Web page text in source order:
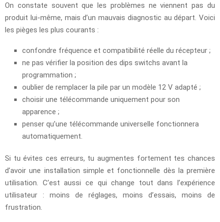
On constate souvent que les problèmes ne viennent pas du
produit lui-même, mais d’un mauvais diagnostic au départ. Voici
les pièges les plus courants :
confondre fréquence et compatibilité réelle du récepteur ;
ne pas vérifier la position des dips switchs avant la
programmation ;
oublier de remplacer la pile par un modèle 12 V adapté ;
choisir une télécommande uniquement pour son
apparence ;
penser qu’une télécommande universelle fonctionnera
automatiquement.
Si tu évites ces erreurs, tu augmentes fortement tes chances
d’avoir une installation simple et fonctionnelle dès la première
utilisation. C’est aussi ce qui change tout dans l’expérience
utilisateur : moins de réglages, moins d’essais, moins de
frustration.